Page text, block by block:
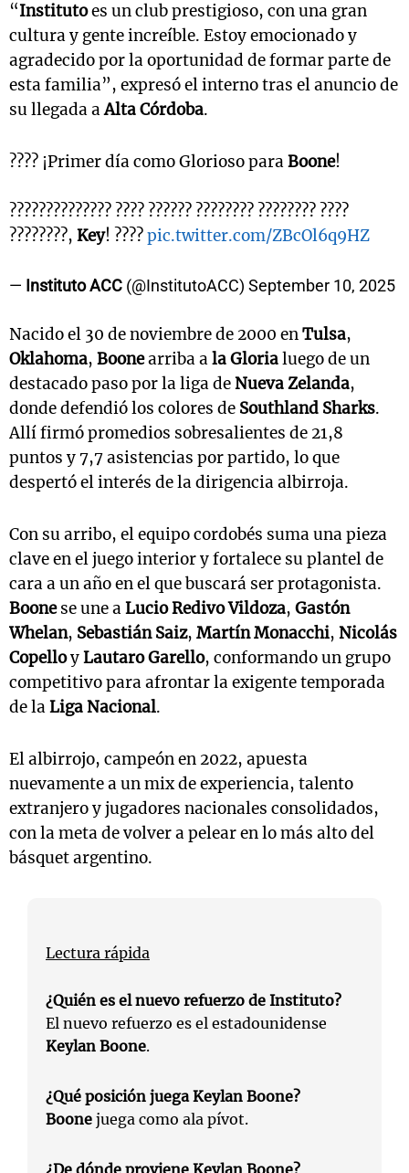
“Institutoes un club prestigioso, con una gran
cultura y gente increíble. Estoy emocionado y
agradecido por la oportunidad de formar parte de
esta familia”, expresó el interno tras el anuncio de
su llegada aAlta Córdoba.
???? ¡Primer día como Glorioso paraBoone!
?????????????? ???? ?????? ???????? ???????? ????
????????, Key! ????pic.twitter.com/ZBcOl6q9HZ
— Instituto ACC (@InstitutoACC) September 10, 2025
Nacido el 30 de noviembre de 2000 enTulsa,
Oklahoma, Boonearriba ala Glorialuego de un
destacado paso por la liga deNueva Zelanda,
donde defendió los colores de Southland Sharks.
Allí firmó promedios sobresalientes de 21,8
puntos y 7,7 asistencias por partido, lo que
despertó el interés de la dirigencia albirroja.
Con su arribo, el equipo cordobés suma una pieza
clave en el juego interior y fortalece su plantel de
cara a un año en el que buscará ser protagonista.
Boonese une aLucio Redivo Vildoza, Gastón
Whelan, Sebastián Saiz, Martín Monacchi, Nicolás
CopelloyLautaro Garello, conformando un grupo
competitivo para afrontar la exigente temporada
de laLiga Nacional.
El albirrojo, campeón en 2022, apuesta
nuevamente a un mix de experiencia, talento
extranjero y jugadores nacionales consolidados,
con la meta de volver a pelear en lo más alto del
básquet argentino.
Lectura rápida
¿Quién es el nuevo refuerzo de Instituto?
El nuevo refuerzo es el estadounidense
Keylan Boone.
¿Qué posición juega Keylan Boone?
Boone juega como ala pívot.
¿De dónde proviene Keylan Boone?